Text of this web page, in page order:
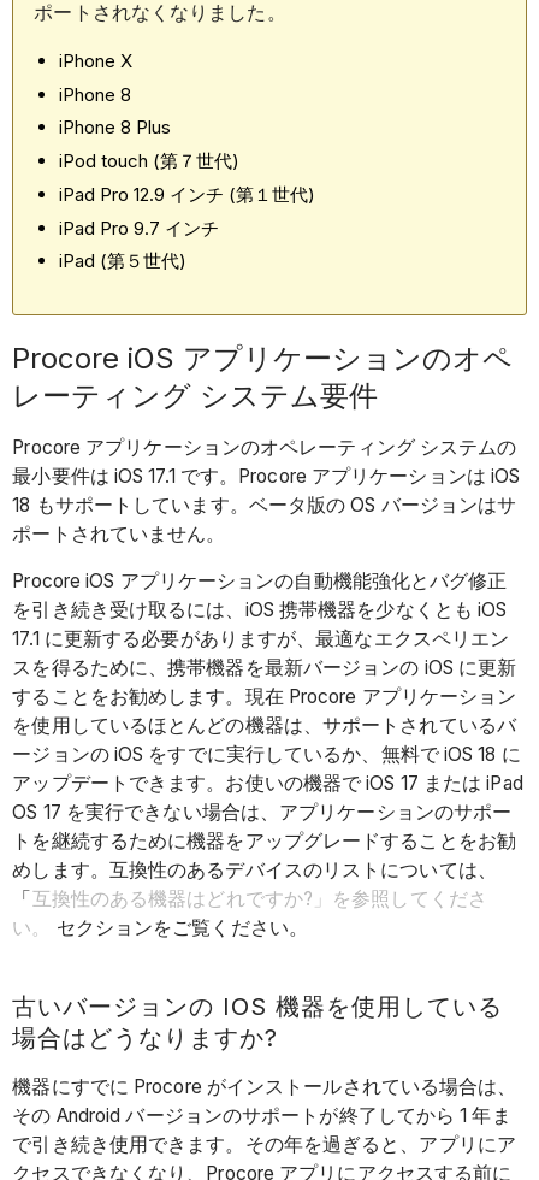
ポートされなくなりました。
iPhone X
iPhone 8
iPhone 8 Plus
iPod touch (第７世代)
iPad Pro 12.9 インチ (第１世代)
iPad Pro 9.7 インチ
iPad (第５世代)
Procore iOS アプリケーションのオペ
レーティング システム要件
Procore アプリケーションのオペレーティング システムの
最小要件は iOS 17.1 です。Procore アプリケーションは iOS
18 もサポートしています。ベータ版の OS バージョンはサ
ポートされていません。
Procore iOS アプリケーションの自動機能強化とバグ修正
を引き続き受け取るには、iOS 携帯機器を少なくとも iOS
17.1 に更新する必要がありますが、最適なエクスペリエン
スを得るために、携帯機器を最新バージョンの iOS に更新
することをお勧めします。現在 Procore アプリケーション
を使用しているほとんどの機器は、サポートされているバ
ージョンの iOS をすでに実行しているか、無料で iOS 18 に
アップデートできます。お使いの機器で iOS 17 または iPad
OS 17 を実行できない場合は、アプリケーションのサポー
トを継続するために機器をアップグレードすることをお勧
めします。互換性のあるデバイスのリストについては、
「 互換性のある機器はどれですか?」を参照してくださ
い。
セクションをご覧ください。
古いバージョンの IOS 機器を使用している
場合はどうなりますか?
機器にすでに Procore がインストールされている場合は、
その Android バージョンのサポートが終了してから 1 年ま
で引き続き使用できます。その年を過ぎると、アプリにア
クセスできなくなり、Procore アプリにアクセスする前に